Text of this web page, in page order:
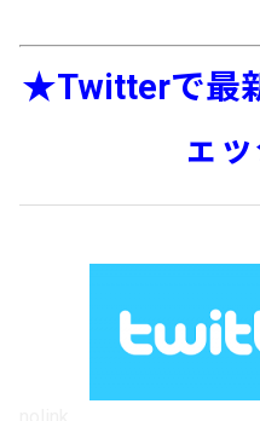
★Twitterで最
ェ